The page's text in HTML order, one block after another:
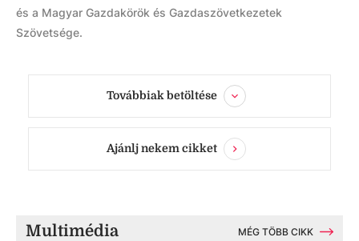
és a Magyar Gazdakörök és Gazdaszövetkezetek
Szövetsége.
Továbbiak betöltése
Ajánlj nekem cikket
Multimédia MÉG TÖBB CIKK